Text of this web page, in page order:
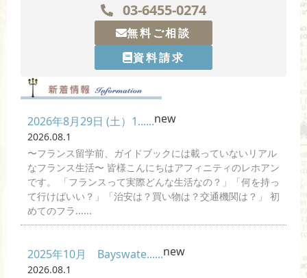
03-6455-0274
無料ご相談
資料請求
2026年8月29日 (土）1......new
2026.08.1
〜フランス留学前、ガイドブックには載っていないリアル
なフランス生活〜 皆様こんにちはアフィニティのレホアン
です。 「フランスって実際どんな生活なの？」「何を持っ
て行けばいい？」「治安は？買い物は？交通機関は？」 初
めてのフラ......
2025年10月 Bayswate......new
2026.08.1